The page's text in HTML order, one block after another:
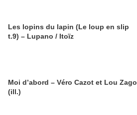
Les lopins du lapin (Le loup en slip
t.9) – Lupano / Itoïz
Moi d’abord – Véro Cazot et Lou Zago
(ill.)